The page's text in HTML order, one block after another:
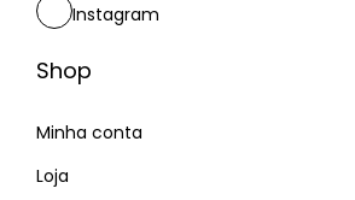
Instagram
Shop
Minha conta
Loja